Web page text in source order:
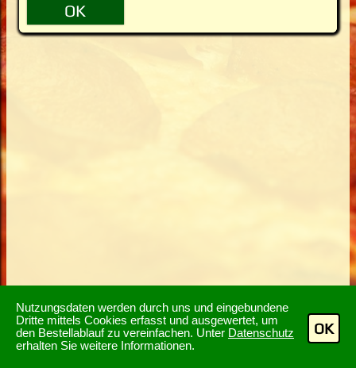
Nutzungsdaten werden durch uns und eingebundene
Dritte mittels Cookies erfasst und ausgewertet, um
den Bestellablauf zu vereinfachen. Unter Datenschutz
erhalten Sie weitere Informationen.
OK